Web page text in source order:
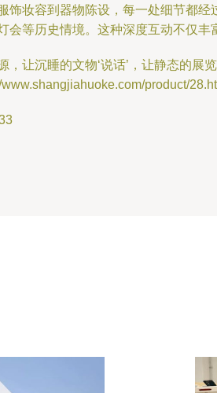
饰妆容到器物陈设，每一处细节都
会等历史情境。这种深度互动不仅
让沉睡的文物‘说话’，让静态的展
product/